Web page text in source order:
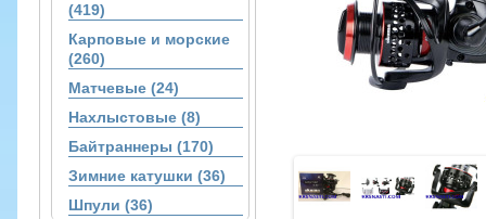
(419)
Карповые и морские
(260)
Матчевые (24)
Нахлыстовые (8)
Байтраннеры (170)
Зимние катушки (36)
Шпули (36)